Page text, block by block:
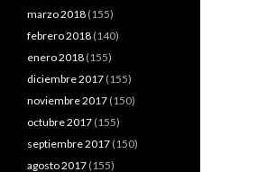
marzo 2018 (155)
febrero 2018 (140)
enero 2018 (155)
diciembre 2017 (155)
noviembre 2017 (150)
octubre 2017 (155)
septiembre 2017 (150)
agosto 2017 (155)